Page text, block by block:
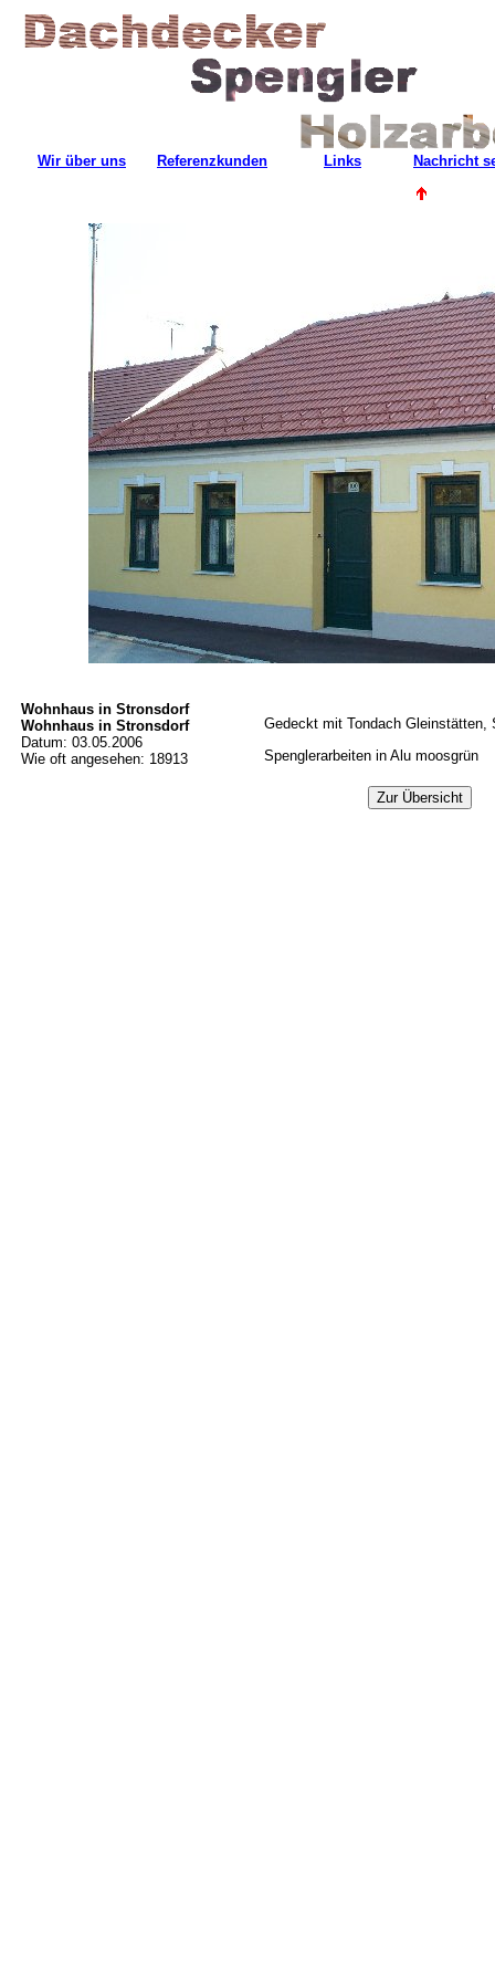
Wohnhaus in Stronsdorf
Wohnhaus in Stronsdorf
Datum: 03.05.2006
Wie oft angesehen: 18913
Gedeckt mit Tondach Gleinstätten,
Spenglerarbeiten in Alu moosgrün
Wir über uns Referenzkunden Links Nachricht